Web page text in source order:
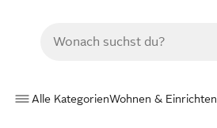
Alle KategorienWohnen & Einrichten